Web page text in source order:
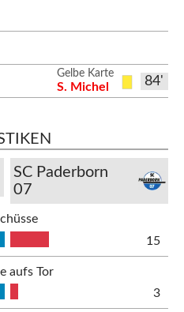
84'
Gelbe Karte
S. Michel
SC Paderborn
07
15
aufs Tor
3